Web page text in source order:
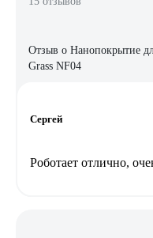
Отзыв о Нанопокрытие
Grass NF04
Сергей
Роботает отлично,